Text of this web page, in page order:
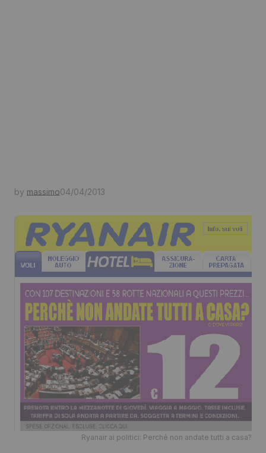
by massimo04/04/2013
Ryanair ai politici: Perché non andate tutti a casa?